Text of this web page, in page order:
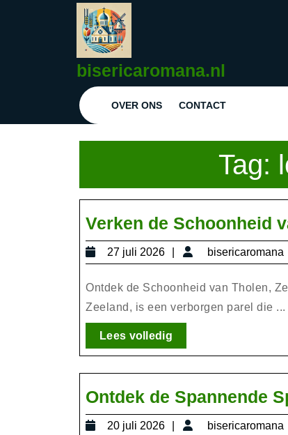
bisericaromana.nl
OVER ONS CONTACT
Tag:
Verken de Schoonheid
27 juli 2026
27
juli
2026
bisericaromana
Ontdek de Schoonheid van Tholen,
Zeeland, is een verborgen parel die ...
Lees volledigLees
volledig
Ontdek de Spannende
20 juli 2026
20
bisericaromana